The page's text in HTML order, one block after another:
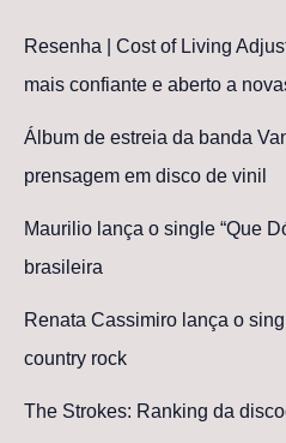
Resenha | Cost of Living
mais confiante e aberto a
Álbum de estreia da banda
prensagem em disco de vinil
Maurilio lança o single “Que
brasileira
Renata Cassimiro lança o
country rock
The Strokes: Ranking da